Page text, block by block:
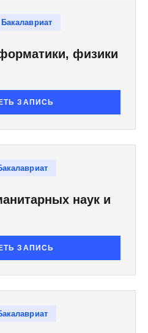
Бакалавриат
физики
ЗАПИСЬ
наук и
ЗАПИСЬ